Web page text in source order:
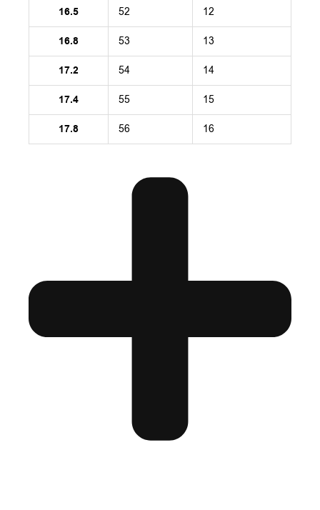
16.5 52 12
16.8 53 13
17.2 54 14
17.4 55 15
17.8 56 16